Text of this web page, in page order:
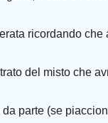
ricordando
del misto che
parte (se